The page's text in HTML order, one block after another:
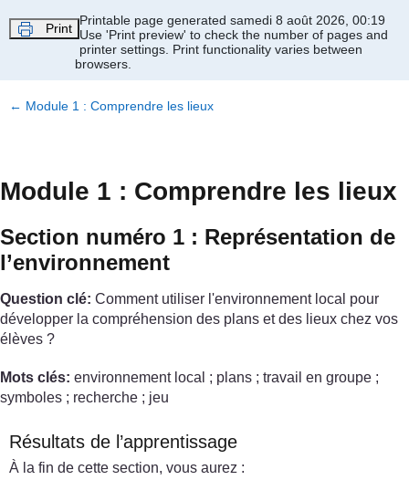
Print
Printable page generated samedi 8 août 2026, 00:19
Use 'Print preview' to check the number of pages and
printer settings. Print functionality varies between
browsers.
← Module 1 : Comprendre les lieux
Module 1 : Comprendre les lieux
Section numéro 1 : Représentation de
l’environnement
Question clé: Comment utiliser l'environnement local pour
développer la compréhension des plans et des lieux chez vos
élèves ?
Mots clés: environnement local ; plans ; travail en groupe ;
symboles ; recherche ; jeu
Résultats de l’apprentissage
À la fin de cette section, vous aurez :